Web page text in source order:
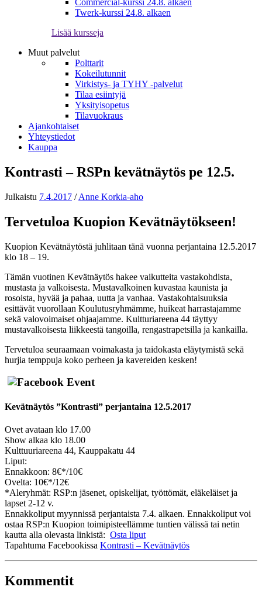
Commercial-kurssi 24.8. alkaen
Twerk-kurssi 24.8. alkaen
Lisää kursseja
Muut palvelut
Polttarit
Kokeilutunnit
Virkistys- ja TYHY -palvelut
Tilaa esiintyjä
Yksityisopetus
Tilavuokraus
Ajankohtaiset
Yhteystiedot
Kauppa
Kontrasti – RSPn kevätnäytös pe 12.5.
Julkaistu 7.4.2017 /Anne Korkia-aho
Tervetuloa Kuopion Kevätnäytökseen!
Kuopion Kevätnäytöstä juhlitaan tänä vuonna perjantaina 12.5.2017
klo 18 – 19.
Tämän vuotinen Kevätnäytös hakee vaikutteita vastakohdista,
mustasta ja valkoisesta. Mustavalkoinen kuvastaa kaunista ja
rosoista, hyvää ja pahaa, uutta ja vanhaa. Vastakohtaisuuksia
esittävät vuorollaan Koulutusryhmämme, huikeat harrastajamme
sekä valovoimaiset ohjaajamme. Kultturiareena 44 täyttyy
mustavalkoisesta liikkeestä tangoilla, rengastrapetsilla ja kankailla.
Tervetuloa seuraamaan voimakasta ja taidokasta eläytymistä sekä
hurjia temppuja koko perheen ja kavereiden kesken!
Kevätnäytös ”Kontrasti” perjantaina 12.5.2017
Ovet avataan klo 17.00
Show alkaa klo 18.00
Kulttuuriareena 44, Kauppakatu 44
Liput:
Ennakkoon: 8€*/10€
Ovelta: 10€*/12€
*Aleryhmät: RSP:n jäsenet, opiskelijat, työttömät, eläkeläiset ja
lapset 2-12 v.
Ennakkoliput myynnissä perjantaista 7.4. alkaen. Ennakkoliput voi
ostaa RSP:n Kuopion toimipisteellämme tuntien välissä tai netin
kautta alla olevasta linkistä: Osta liput
Tapahtuma Facebookissa Kontrasti – Kevätnäytös
Kommentit